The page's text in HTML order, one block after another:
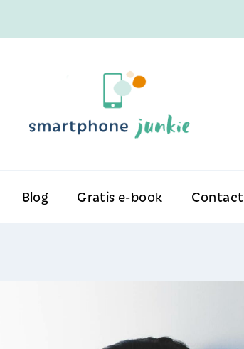
Blog Gratis e-book Contact